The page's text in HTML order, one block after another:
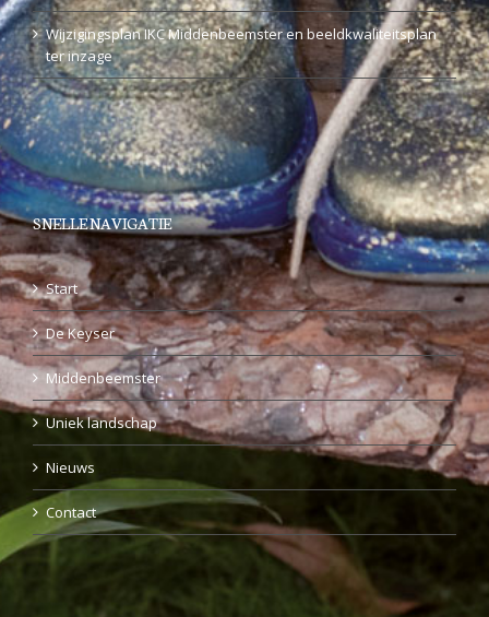
Wijzigingsplan IKC Middenbeemster en beeldkwaliteitsplan
ter inzage
SNELLE NAVIGATIE
Start
De Keyser
Middenbeemster
Uniek landschap
Nieuws
Contact